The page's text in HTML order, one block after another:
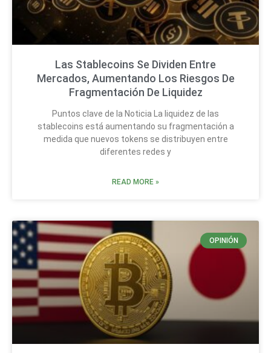
Las Stablecoins Se Dividen Entre
Mercados, Aumentando Los Riesgos De
Fragmentación De Liquidez
Puntos clave de la Noticia La liquidez de las
stablecoins está aumentando su fragmentación a
medida que nuevos tokens se distribuyen entre
diferentes redes y
READ MORE »
OPINIÓN